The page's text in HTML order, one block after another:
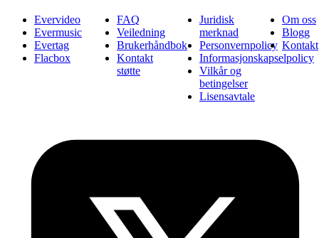
Evervideo
Evermusic
Evertag
Flacbox
FAQ
Veiledning
Brukerhåndbok
Kontakt
støtte
Juridisk
merknad
Personvernpolicy
Informasjonskapselpolicy
Vilkår og
betingelser
Lisensavtale
Om oss
Blogg
Kontakt